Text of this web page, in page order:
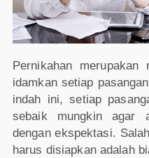
Pernikahan
idamkan setiap
indah ini, setiap
sebaik mungkin agar
dengan ekspektasi.
harus disiapkan adalah